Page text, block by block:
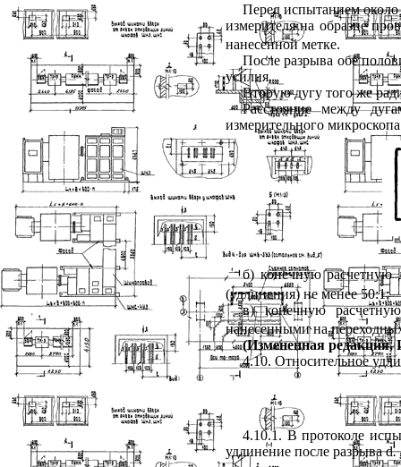
Перед испытанием
измерителя на образце
нанесенной метке.
После разрыва обе
усилия.
Вторую дугу того же
Расстояние между
измерительного
б) конечную
(удлинения) не менее 50:1;
в) конечную
нанесенными на
(Измененная
4.10. Относительное
4.10.1 . В протоколе
удлинение после разрываd.